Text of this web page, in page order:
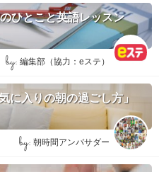
ひとこと英語レッスン
by: 編集部（協力：eステ）
に入りの朝の過ごし方」
by: 朝時間アンバサダー